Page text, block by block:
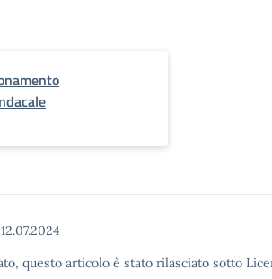
12.07.2024
questo articolo è stato rilasciato sotto